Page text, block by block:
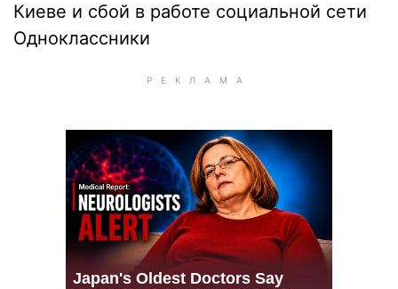
Киеве и сбой в работе социальной сети
Одноклассники